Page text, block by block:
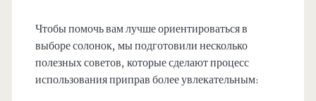
Чтобы помочь вам лучше ориентироваться в
выборе солонок, мы подготовили несколько
полезных советов, которые сделают процесс
использования приправ более увлекательным: